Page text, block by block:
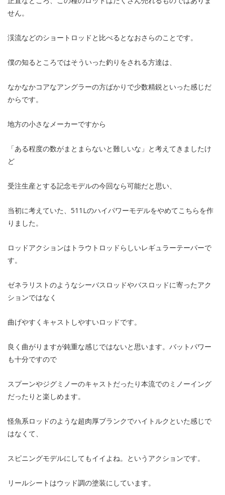
せん。
渓流などのショートロッドと比べるとなおさらのことです。
僕の知るところではそういった釣りをされる方達は、
なかなかコアなアングラーの方ばかりで少数精鋭といった感じだ
からです。
地方の小さなメーカーですから
「ある程度の数がまとまらないと難しいな」と考えてきましたけ
ど
受注生産とする記念モデルの今回なら可能だと思い、
当初に考えていた、511Lのハイパワーモデルをやめてこちらを作
りました。
ロッドアクションはトラウトロッドらしいレギュラーテーパーで
す。
ゼネラリストのようなシーバスロッドやバスロッドに寄ったアク
ションではなく
曲げやすくキャストしやすいロッドです。
良く曲がりますが鈍重な感じではないと思います。バットパワー
も十分ですので
スプーンやジグミノーのキャストだったり本流でのミノーイング
だったりと楽しめます。
怪魚系ロッドのような超肉厚ブランクでハイトルクといた感じで
はなくて、
スピニングモデルにしてもイイよね。というアクションです。
リールシートはウッド調の塗装にしています。